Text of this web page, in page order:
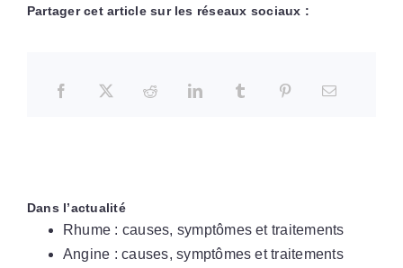
Partager cet article sur les réseaux sociaux :
Dans l’actualité
Rhume : causes, symptômes et traitements
Angine : causes, symptômes et traitements